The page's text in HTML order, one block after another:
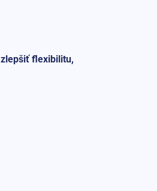
zlepšiť flexibilitu,